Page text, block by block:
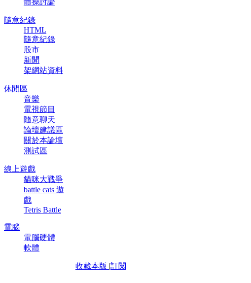
隨意紀錄
HTML
隨意紀錄
股市
新聞
架網站資料
休閒區
音樂
電視節目
隨意聊天
論壇建議區
關於本論壇
測試區
線上遊戲
貓咪大戰爭
battle cats 遊
戲
Tetris Battle
電腦
電腦硬體
軟體
收藏本版 |訂閱